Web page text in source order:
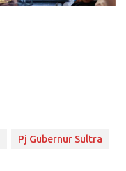
Pj Gubernur Sultra